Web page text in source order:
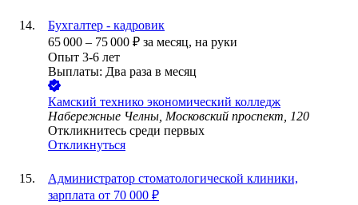
Бухгалтер - кадровик
65 000 – 75 000 ₽ за месяц, на руки
Опыт 3-6 лет
Выплаты: Два раза в месяц
Камский технико экономический колледж
Набережные Челны, Московский проспект, 120
Откликнитесь среди первых
Откликнуться
Администратор стоматологической клиники,
зарплата от 70 000 ₽